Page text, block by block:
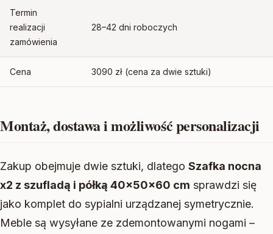
Termin
realizacji
zamówienia
28–42 dni roboczych
Cena 3090 zł (cena za dwie sztuki)
Montaż, dostawa i możliwość personalizacji
Zakup obejmuje dwie sztuki, dlatego Szafka nocna
x2 z szufladą i półką 40x50x60 cm sprawdzi się
jako komplet do sypialni urządzanej symetrycznie.
Meble są wysyłane ze zdemontowanymi nogami –